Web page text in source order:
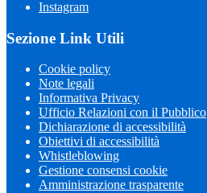
Instagram
Sezione Link Utili
Cookie policy
Note legali
Informativa Privacy
Ufficio Relazioni con il Pubblico
Dichiarazione di accessibilità
Obiettivi di accessibilità
Whistleblowing
Gestione consensi cookie
Amministrazione trasparente